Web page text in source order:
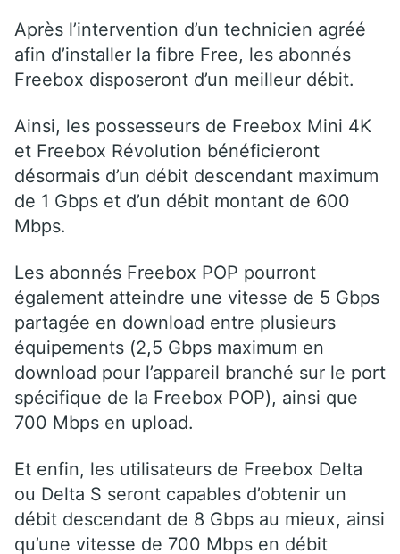
Après l’intervention d’un technicien agréé
afin d’installer la fibre Free, les abonnés
Freebox disposeront d’un meilleur débit.
Ainsi, les possesseurs de Freebox Mini 4K
et Freebox Révolution bénéficieront
désormais d’un débit descendant maximum
de 1 Gbps et d’un débit montant de 600
Mbps.
Les abonnés Freebox POP pourront
également atteindre une vitesse de 5 Gbps
partagée en download entre plusieurs
équipements (2,5 Gbps maximum en
download pour l’appareil branché sur le port
spécifique de la Freebox POP), ainsi que
700 Mbps en upload.
Et enfin, les utilisateurs de Freebox Delta
ou Delta S seront capables d’obtenir un
débit descendant de 8 Gbps au mieux, ainsi
qu’une vitesse de 700 Mbps en débit